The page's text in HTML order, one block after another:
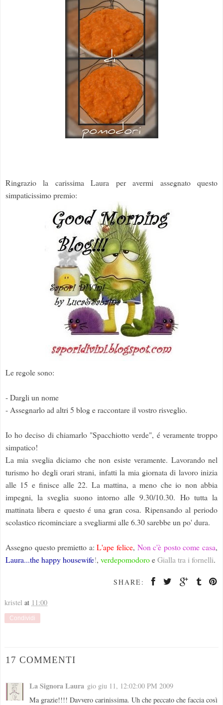
Ringrazio la carissima Laura per avermi assegnato questo
simpaticissimo premio:
Le regole sono:
- Dargli un nome
- Assegnarlo ad altri 5 blog e raccontare il vostro risveglio.
Io ho deciso di chiamarlo "Spacchiotto verde", é veramente troppo
simpatico!
La mia sveglia diciamo che non esiste veramente. Lavorando nel
turismo ho degli orari strani, infatti la mia giornata di lavoro inizia
alle 15 e finisce alle 22. La mattina, a meno che io non abbia
impegni, la sveglia suono intorno alle 9.30/10.30. Ho tutta la
mattinata libera e questo é una gran cosa. Ripensando al periodo
scolastico ricominciare a svegliarmi alle 6.30 sarebbe un po' dura.
Assegno questo premietto a:L'ape felice, Non c'è posto come casa,
Laura...the happy housewife!, verdepomodoroeGialla tra i fornelli.
SHARE:
kristel at 11:00
Condividi
17 COMMENTI
La Signora Laura gio giu 11, 12:02:00 PM 2009
Ma grazie!!!! Davvero carinissima. Uh che peccato che faccia così